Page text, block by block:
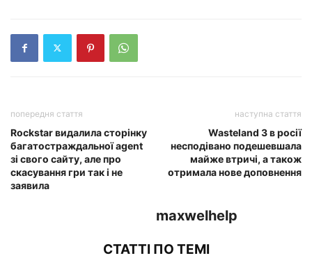
попередня стаття
Rockstar видалила сторінку
багатостраждальної agent
зі свого сайту, але про
скасування гри так і не
заявила
наступна стаття
Wasteland 3 в росії
несподівано подешевшала
майже втричі, а також
отримала нове доповнення
maxwelhelp
СТАТТІ ПО ТЕМІ